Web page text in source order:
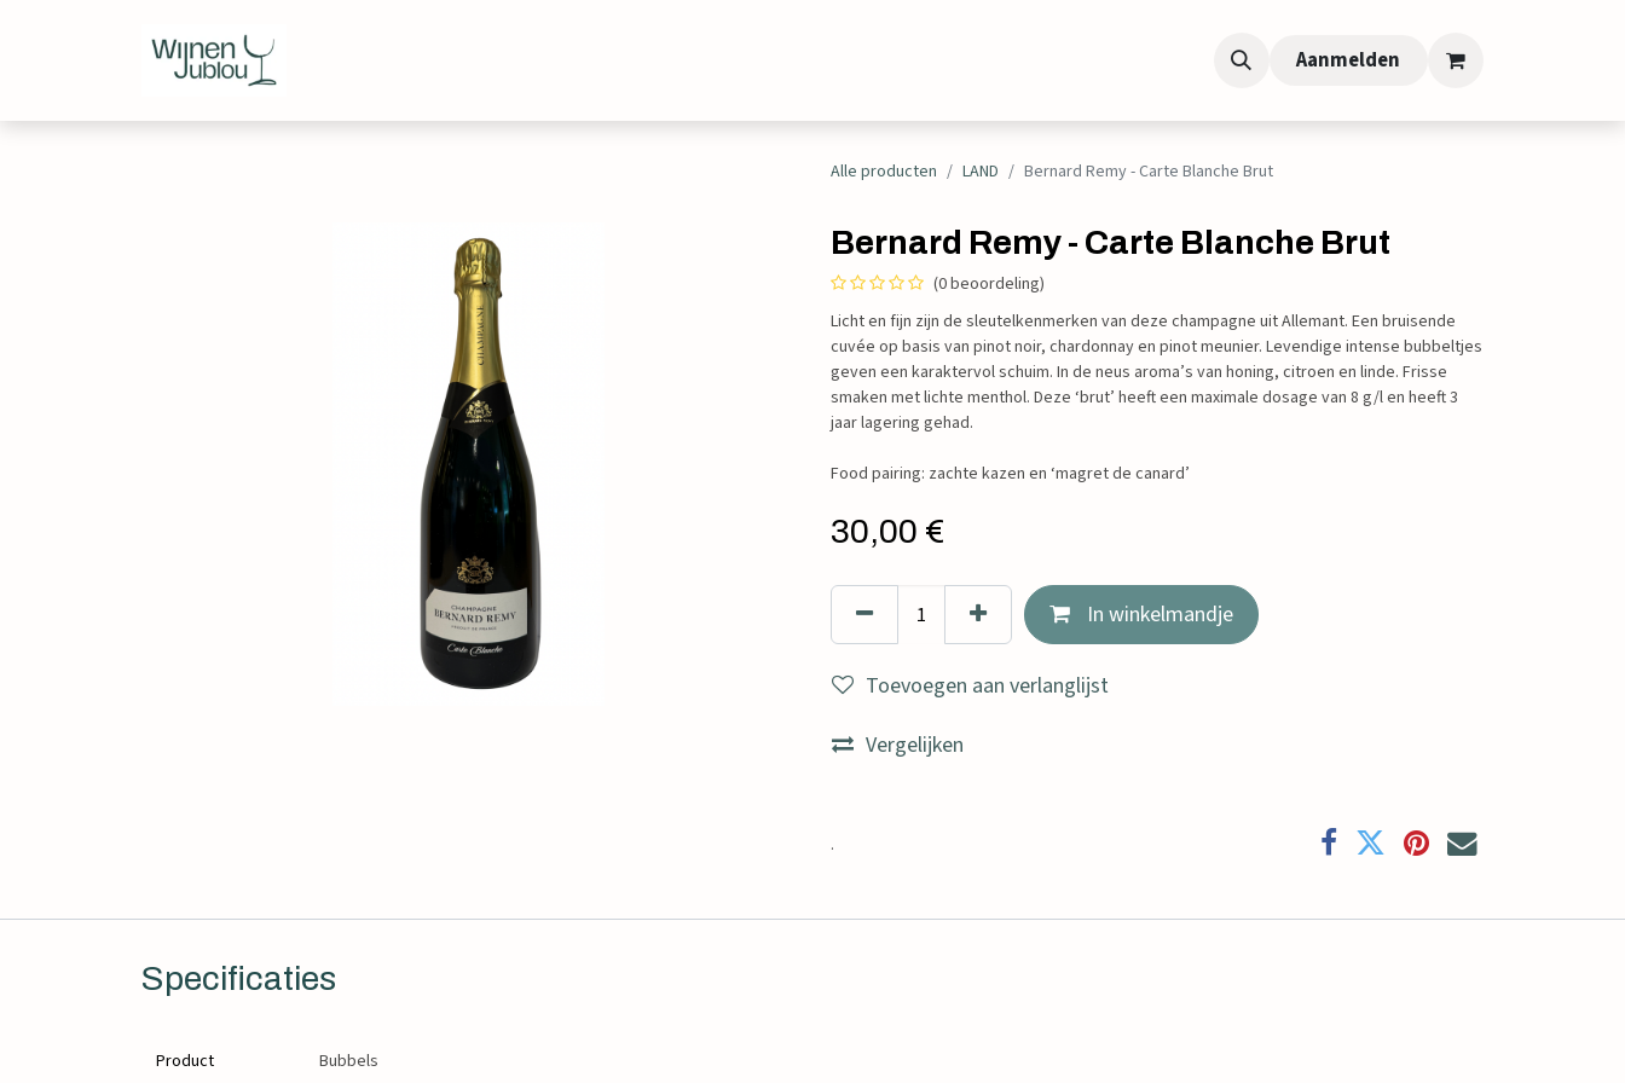
Aanmelden
Alle producten LAND Bernard Remy - Carte Blanche Brut
Bernard Remy - Carte Blanche Brut
(0 beoordeling)
Licht en fijn zijn de sleutelkenmerken van deze champagne uit Allemant. Een bruisende
cuvée op basis van pinot noir, chardonnay en pinot meunier. Levendige intense bubbeltjes
geven een karaktervol schuim. In de neus aroma’s van honing, citroen en linde. Frisse
smaken met lichte menthol. Deze ‘brut’ heeft een maximale dosage van 8 g/l en heeft 3
jaar lagering gehad.
Food pairing: zachte kazen en ‘magret de canard’
30,00 €
In winkelmandje
Toevoegen aan verlanglijst
Vergelijken
.
Specificaties
Product Bubbels